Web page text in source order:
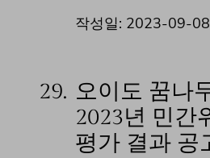
작성일: 2023-09-
29. 오이도 꿈나
2023년 민간
평가 결과 공